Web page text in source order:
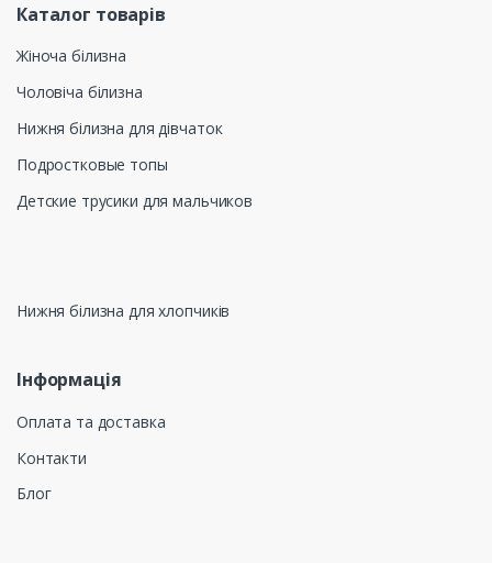
Каталог товарів
Жіноча білизна
Чоловіча білизна
Нижня білизна для дівчаток
Подростковые топы
Детские трусики для мальчиков
Нижня білизна для хлопчиків
Інформація
Оплата та доставка
Контакти
Блог